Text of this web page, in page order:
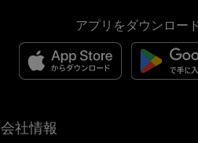
アプリをダウンロー
会社情報